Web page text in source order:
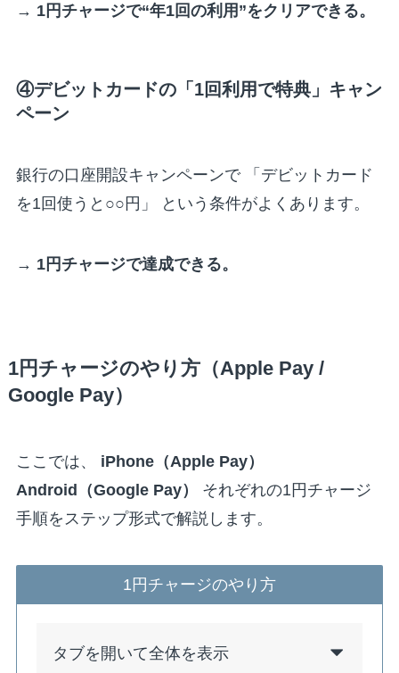
→ 1円チャージで“年1回の利用”をクリアできる。
④デビットカードの「1回利用で特典」キャン
ペーン
銀行の口座開設キャンペーンで 「デビットカード
を1回使うと○○円」 という条件がよくあります。
→ 1円チャージで達成できる。
1円チャージのやり方（Apple Pay /
Google Pay）
ここでは、 iPhone（Apple Pay）
Android（Google Pay）
それぞれの1円チャージ
手順をステップ形式で解説します。
1円チャージのやり方
タブを開いて全体を表示